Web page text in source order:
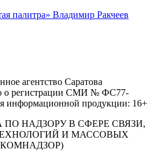
агентство Саратова
о регистрации СМИ № ФС77-
информационной продукции: 16+
НАДЗОРУ В СФЕРЕ СВЯЗИ,
И МАССОВЫХ